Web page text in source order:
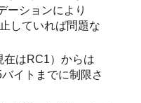
ーションにより
していれば問題な
在はRC1）からは
イトまでに制限さ